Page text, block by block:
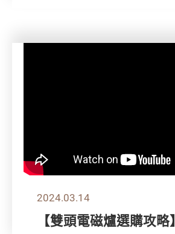
2024.03.14
【雙頭電磁爐選購攻略】